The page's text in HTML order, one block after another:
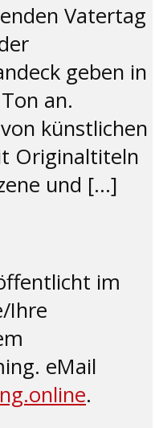
Vatertag
geben in
an.
künstlichen
Originaltiteln
und […]
im
Ihre
eMail
.